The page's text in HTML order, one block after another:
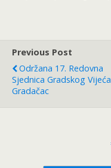
Previous Post
Održana 17. Redovna
Sjednica Gradskog Vijeća
Gradačac